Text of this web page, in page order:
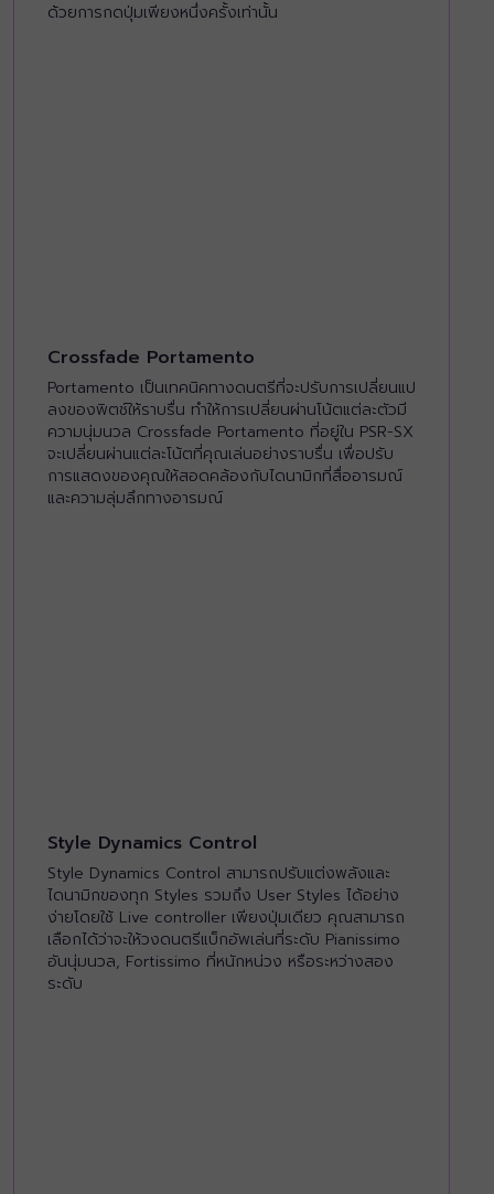
ด้วยการกดปุ่มเพียงหนึ่งครั้งเท่านั้น
Crossfade Portamento
Portamento เป็นเทคนิคทางดนตรีที่จะปรับการเปลี่ยนแป
ลงของพิตช์ให้ราบรื่น ทำให้การเปลี่ยนผ่านโน้ตแต่ละตัวมี
ความนุ่มนวล Crossfade Portamento ที่อยู่ใน PSR-SX
จะเปลี่ยนผ่านแต่ละโน้ตที่คุณเล่นอย่างราบรื่น เพื่อปรับ
การแสดงของคุณให้สอดคล้องกับไดนามิกที่สื่ออารมณ์
และความลุ่มลึกทางอารมณ์
Style Dynamics Control
Style Dynamics Control สามารถปรับแต่งพลังและ
ไดนามิกของทุก Styles รวมถึง User Styles ได้อย่าง
ง่ายโดยใช้ Live controller เพียงปุ่มเดียว คุณสามารถ
เลือกได้ว่าจะให้วงดนตรีแบ็กอัพเล่นที่ระดับ Pianissimo
อันนุ่มนวล, Fortissimo ที่หนักหน่วง หรือระหว่างสอง
ระดับ